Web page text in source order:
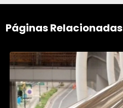
Páginas Relacionadas